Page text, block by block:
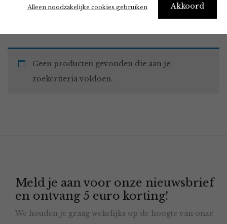
Akkoord
Alleen noodzakelijke cookies gebruiken
Home Winkel Accessoires Must Haves
Geen producten gevonden die aan je
zoekcriteria voldoen.
Meld je aan voor onze nieuwsbrief
en ontvang 5 euro korting!
We houden je graag wekelijks op de hoogte van onze